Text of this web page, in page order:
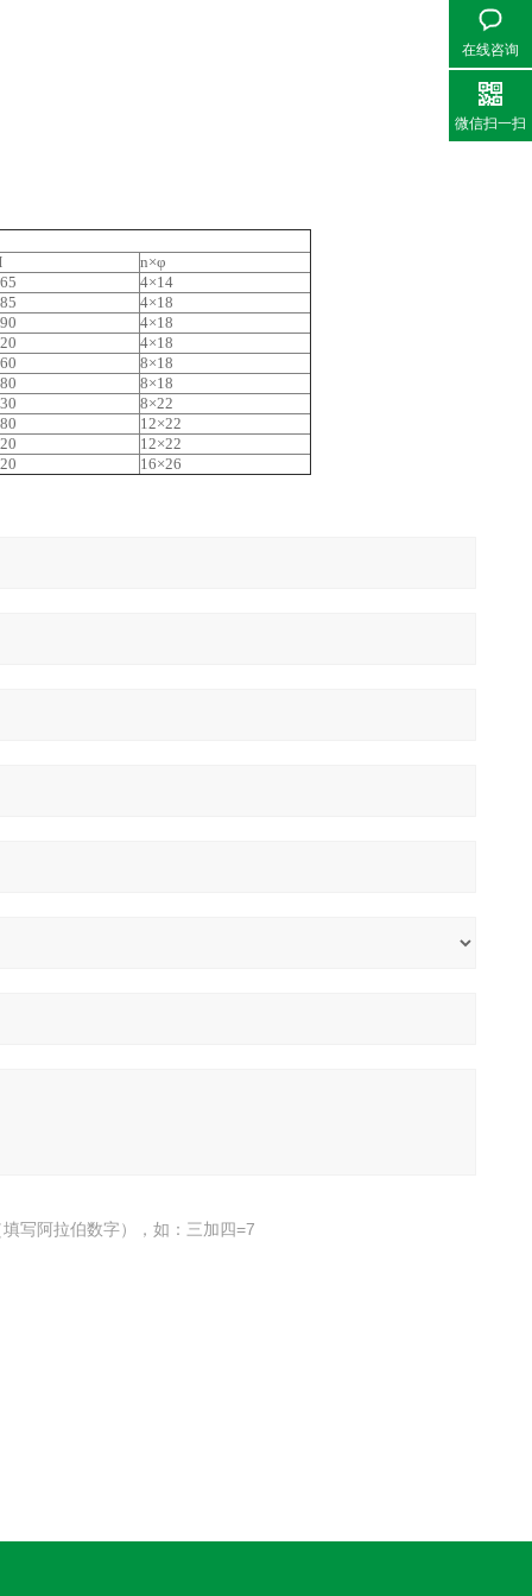
n×φ
4×14
4×18
4×18
4×18
8×18
8×18
8×22
12×22
12×22
16×26
写阿拉伯数字），如：三加四=7
在线咨询
微信扫一扫